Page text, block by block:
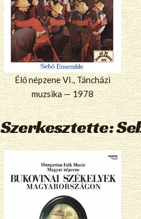
Élő népzene VI., Táncházi
muzsika — 1978
Szerkesztette: